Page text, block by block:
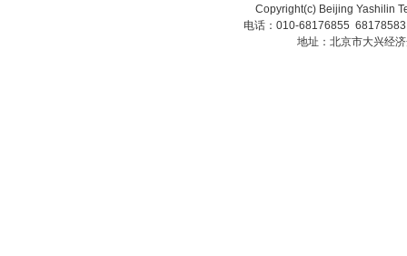
Copyright(c) Beijing Yashilin
电话：010-68176855
地址：北京市大兴经